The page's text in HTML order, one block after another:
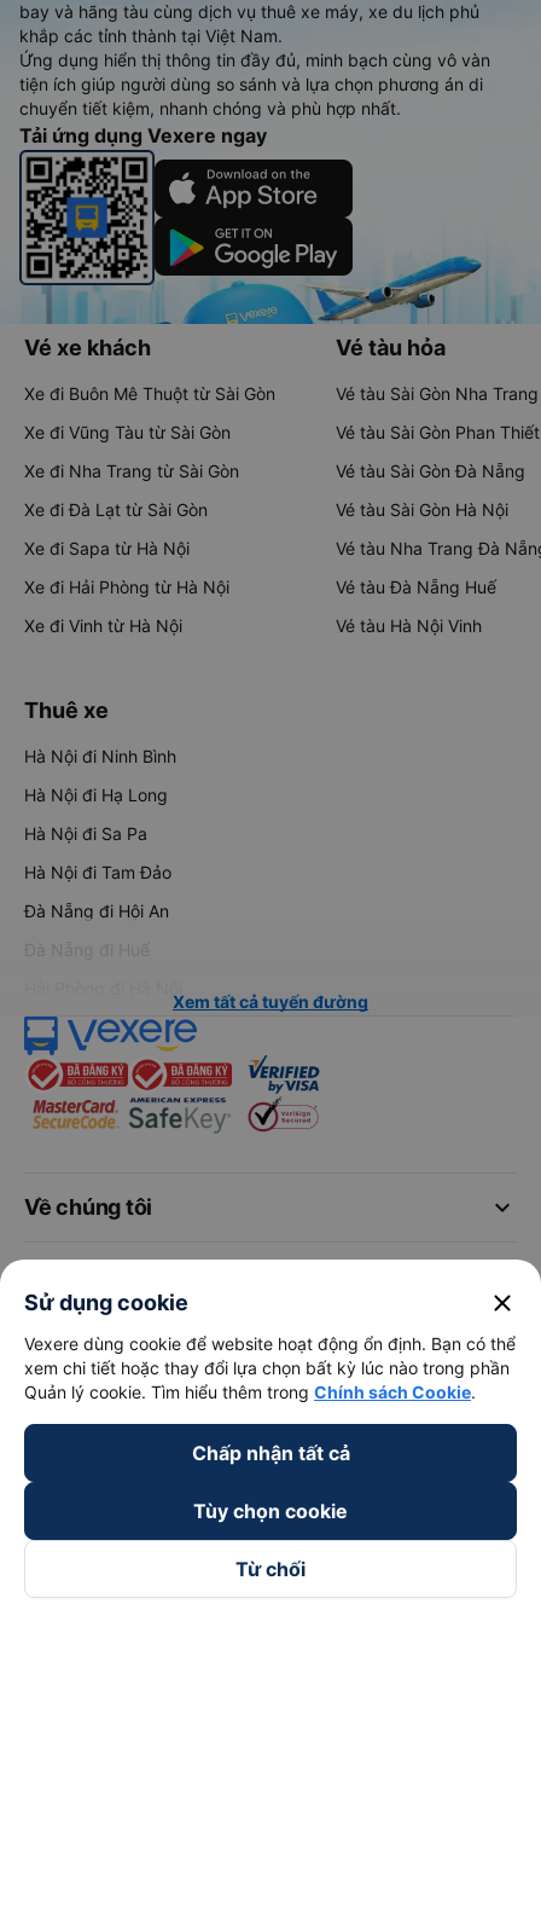
bay và hãng tàu cùng dịch vụ thuê xe máy, xe du lịch phủ
khắp các tỉnh thành tại Việt Nam.
Ứng dụng hiển thị thông tin đầy đủ, minh bạch cùng vô vàn
tiện ích giúp người dùng so sánh và lựa chọn phương án di
chuyển tiết kiệm, nhanh chóng và phù hợp nhất.
Tải ứng dụng Vexere ngay
Vé xe khách
Xe đi Buôn Mê Thuột từ Sài Gòn
Xe đi Vũng Tàu từ Sài Gòn
Xe đi Nha Trang từ Sài Gòn
Xe đi Đà Lạt từ Sài Gòn
Xe đi Sapa từ Hà Nội
Xe đi Hải Phòng từ Hà Nội
Xe đi Vinh từ Hà Nội
Vé tàu hỏa
Vé tàu Sài Gòn Nha Trang
Vé tàu Sài Gòn Phan Thiết
Vé tàu Sài Gòn Đà Nẵng
Vé tàu Sài Gòn Hà Nội
Vé tàu Nha Trang Đà
Vé tàu Đà Nẵng Huế
Vé tàu Hà Nội Vinh
Thuê xe
Hà Nội đi Ninh Bình
Hà Nội đi Hạ Long
Hà Nội đi Sa Pa
Hà Nội đi Tam Đảo
Đà Nẵng đi Hội An
Đà Nẵng đi Huế
Xem tất cả tuyến đường
keyboard_arrow_down
Về chúng tôi
keyboard_arrow_down
Trở thành đối tác
Sử dụng cookie close
Vexere dùng cookie để website hoạt động ổn định. Bạn có thể
xem chi tiết hoặc thay đổi lựa chọn bất kỳ lúc nào trong phần
Quản lý cookie. Tìm hiểu thêm trong Chính sách Cookie.
Chấp nhận tất cả
Tùy chọn cookie
Từ chối